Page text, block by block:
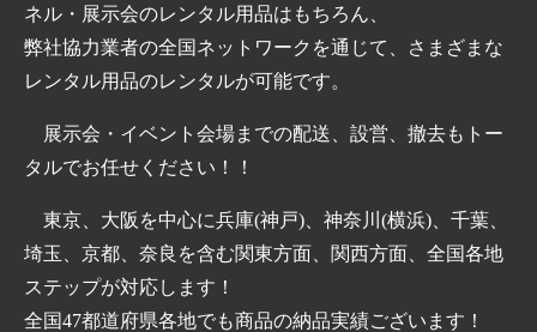
ネル・展示会のレンタル用品はもちろん、
弊社協力業者の全国ネットワークを通じて、さまざまな
レンタル用品のレンタルが可能です。
展示会・イベント会場までの配送、設営、撤去もトー
タルでお任せください！！
東京、大阪を中心に兵庫(神戸)、神奈川(横浜)、千葉、
埼玉、京都、奈良を含む関東方面、関西方面、全国各地
ステップが対応します！
全国47都道府県各地でも商品の納品実績ございます！